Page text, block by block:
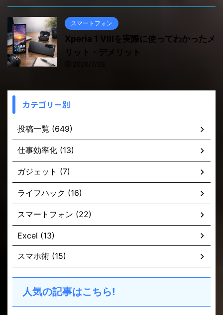
スマートフォン
Xperia 1 VIIIを実際に使ってわかったメ
リット・デメリット
カテゴリー別
投稿一覧 (649)
仕事効率化 (13)
ガジェット (7)
ライフハック (16)
スマートフォン (22)
Excel (13)
スマホ術 (15)
人気の記事はこちら!